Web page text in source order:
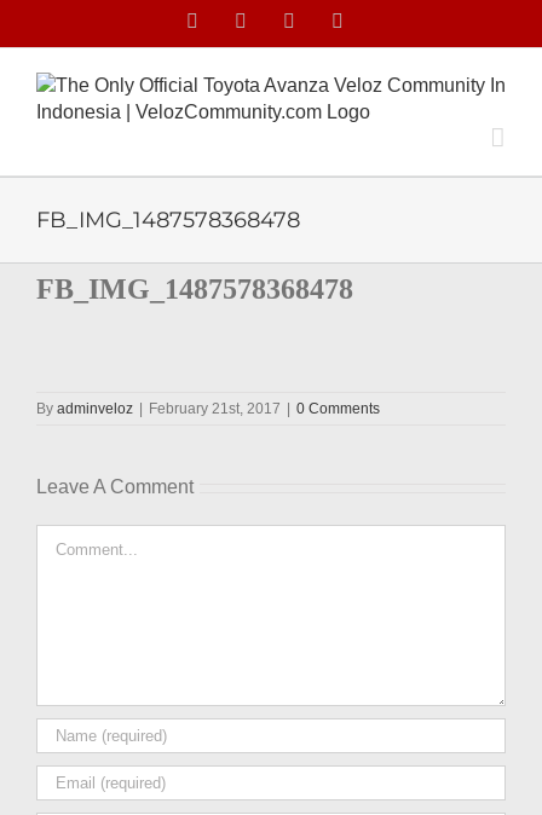
FacebookFacebook
FB_IMG_1487578368478
FB_IMG_1487578368478
By adminveloz February 21st, 2017 0 Comments
Leave A Comment